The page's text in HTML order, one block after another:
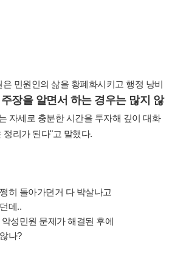
민원인의 삶을 황폐화시키고 행정 낭비
장을 알면서 하는 경우는 많지 않
자세로 충분한 시간을 투자해 깊이 대화
리가 된다"고 말했다.
히 돌아가던거 다 박살나고
데..
성민원 문제가 해결된 후에
나?